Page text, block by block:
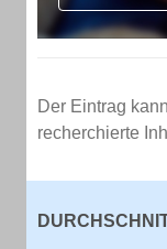
Der Eintrag
recherchierte